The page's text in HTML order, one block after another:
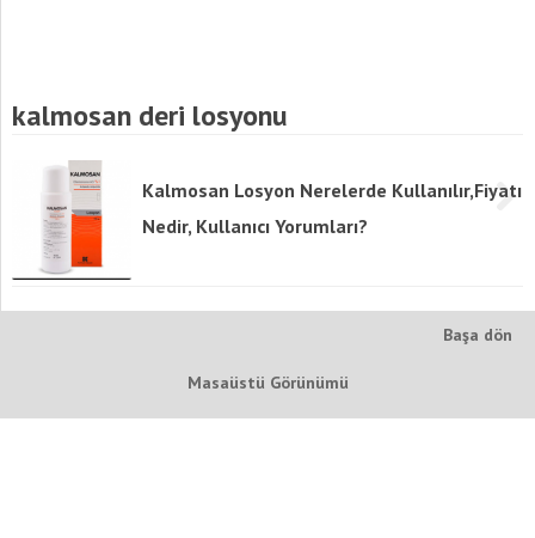
kalmosan deri losyonu
Kalmosan Losyon Nerelerde Kullanılır,Fiyatı
Nedir, Kullanıcı Yorumları?
Başa dön
Masaüstü Görünümü